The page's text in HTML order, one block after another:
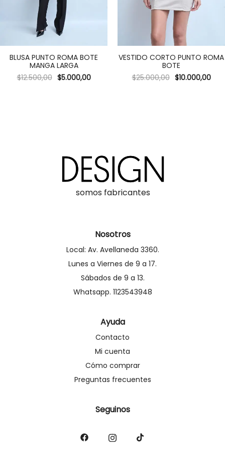
BLUSA PUNTO ROMA BOTE
MANGA LARGA
$12.500,00 $5.000,00
VESTIDO CORTO PUNTO ROMA
BOTE
$25.000,00 $10.000,00
somos fabricantes
Nosotros
Local: Av. Avellaneda 3360.
Lunes a Viernes de 9 a 17.
Sábados de 9 a 13.
Whatsapp. 1123543948
Ayuda
Contacto
Mi cuenta
Cómo comprar
Preguntas frecuentes
Seguinos